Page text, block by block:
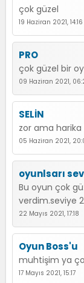
çok güzel
19 Haziran 2021, 14:16
PRO
çok güzel bir
09 Haziran 2021,
SELİN
zor ama harika
05 Haziran 2021,
oyunlsarı
Bu oyun çok
verdim.seviye
22 Mayıs 2021, 17:18
Oyun Boss'u
muhtişim ya
17 Mayıs 2021, 15:17